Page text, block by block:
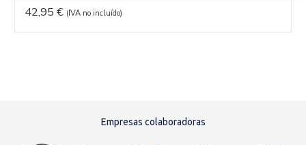
42,95 € (IVA no incluído)
Empresas colaboradoras